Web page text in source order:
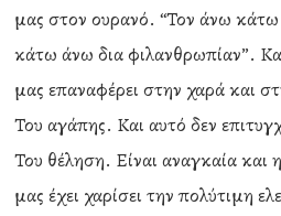
μας στον ουρανό. “Τον άνω κάτω
κάτω άνω δια φιλανθρωπίαν”.
μας επαναφέρει στην χαρά και
Του αγάπης. Και αυτό δεν
Του θέληση. Είναι αναγκαία και
μας έχει χαρίσει την πολύτιμη